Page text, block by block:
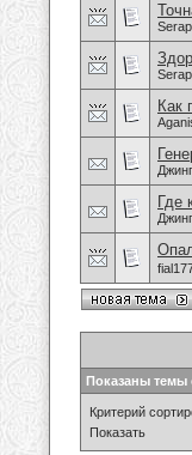
Как
Где
Показаны темы
Критерий
Показать